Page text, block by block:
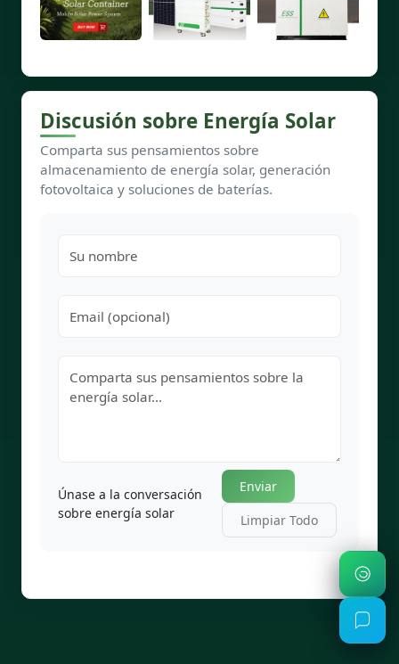
Discusión sobre Energía Solar
Comparta sus pensamientos sobre
almacenamiento de energía solar, generación
fotovoltaica y soluciones de baterías.
Únase a la conversación
sobre energía solar
Enviar
Limpiar Todo